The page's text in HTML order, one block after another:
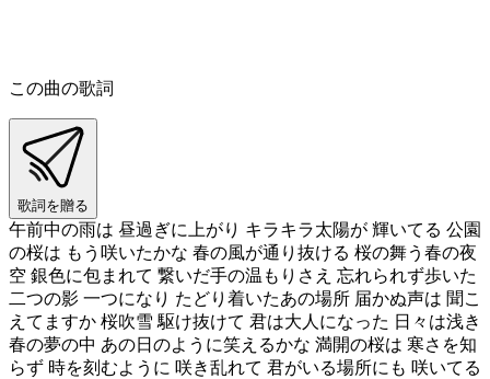
この曲の歌詞
歌詞を贈る
午前中の雨は 昼過ぎに上がり キラキラ太陽が 輝いてる 公園
の桜は もう咲いたかな 春の風が通り抜ける 桜の舞う春の夜
空 銀色に包まれて 繋いだ手の温もりさえ 忘れられず歩いた
二つの影 一つになり たどり着いたあの場所 届かぬ声は 聞こ
えてますか 桜吹雪 駆け抜けて 君は大人になった 日々は浅き
春の夢の中 あの日のように笑えるかな 満開の桜は 寒さを知
らず 時を刻むように 咲き乱れて 君がいる場所にも 咲いてる